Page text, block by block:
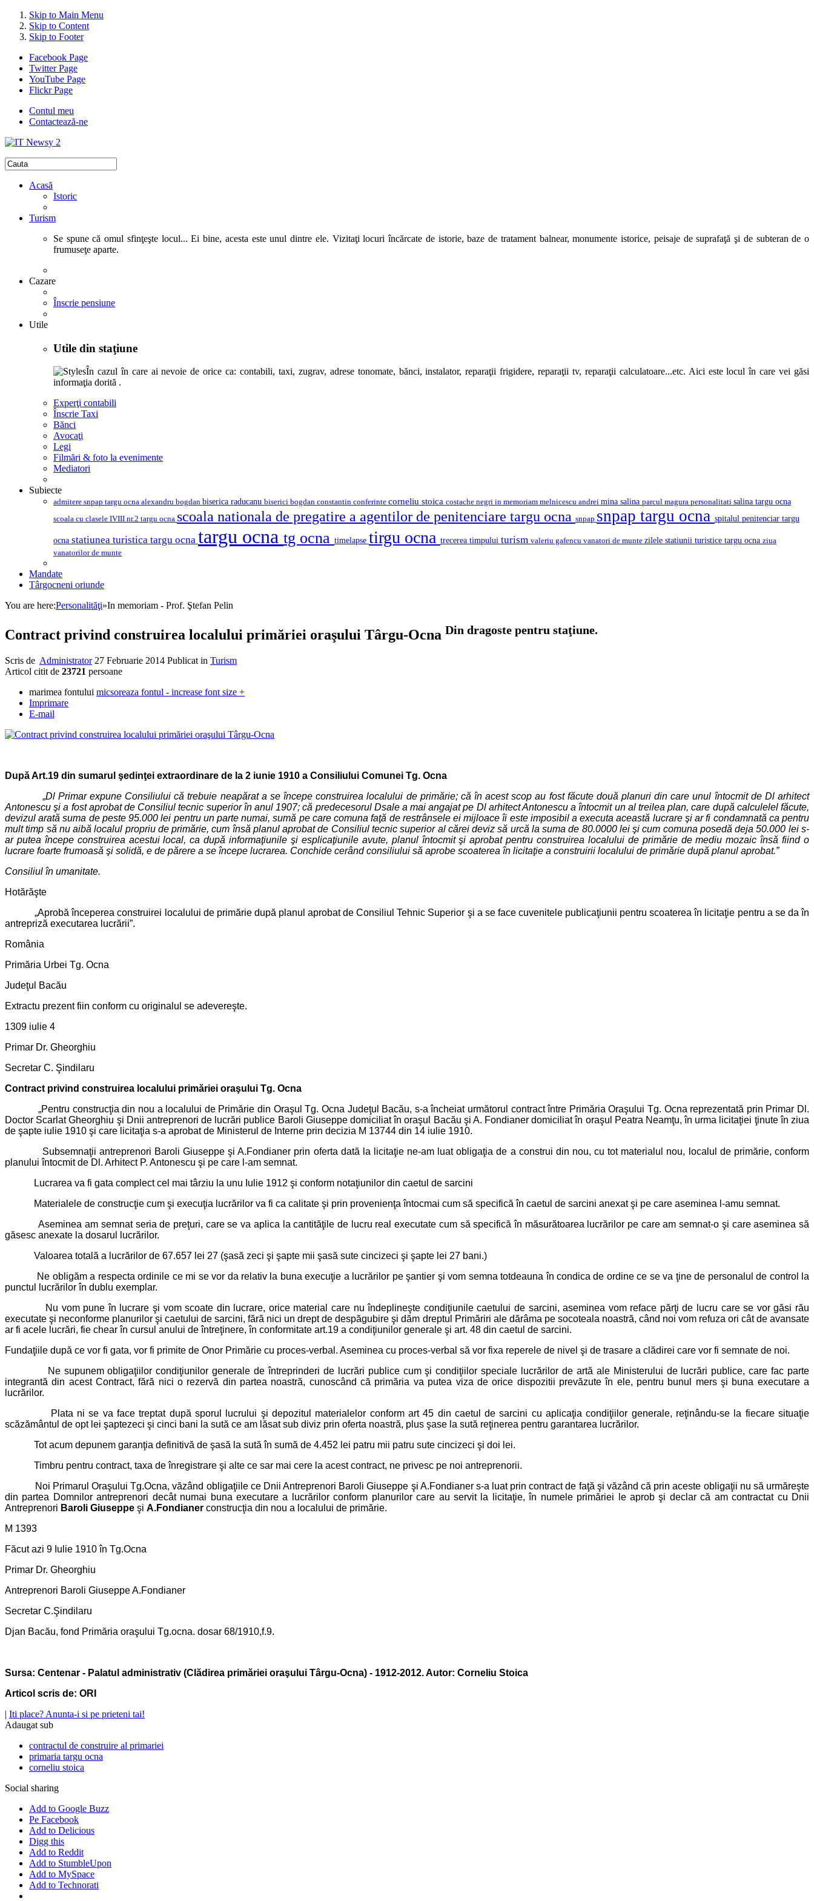
Skip to Main Menu
Skip to Content
Skip to Footer
Facebook Page
Twitter Page
YouTube Page
Flickr Page
Contul meu
Contactează-ne
Acasă
Istoric
Turism
Se spune că omul sfinţeşte locul... Ei bine, acesta este unul dintre ele. Vizitaţi locuri încărcate de istorie, baze de tratament balnear, monumente istorice, peisaje de suprafaţă şi de subteran de o
frumuseţe aparte.
Cazare
Înscrie pensiune
Utile
Utile din staţiune
În cazul în care ai nevoie de orice ca: contabili, taxi, zugrav, adrese tonomate, bănci, instalator, reparaţii frigidere, reparaţii tv, reparaţii calculatoare...etc. Aici este locul în care vei găsi
informaţia dorită .
Experţi contabili
Înscrie Taxi
Bănci
Avocaţi
Legi
Filmări & foto la evenimente
Mediatori
Subiecte
admitere snpap targu ocna alexandru bogdan biserica raducanu biserici bogdan constantin conferinte corneliu stoica costache negri in memoriam melnicescu andrei mina salina parcul magura personalitati salina targu ocna
scoala cu clasele IVIII nr.2 targu ocna scoala nationala de pregatire a agentilor de penitenciare targu ocna snpap snpap targu ocna spitalul penitenciar targu
ocna statiunea turistica targu ocna targu ocna tg ocna timelapse tirgu ocna trecerea timpului turism valeriu gafencu vanatori de munte zilele statiunii turistice targu ocna ziua
vanatorilor de munte
Mandate
Târgocneni oriunde
You are here:Personalităţi»In memoriam - Prof. Ştefan Pelin
Contract privind construirea localului primăriei oraşului Târgu-Ocna Din dragoste pentru staţiune.
Scris de Administrator 27 Februarie 2014 Publicat in Turism
Articol citit de 23721 persoane
marimea fontului micsoreaza fontul - increase font size +
Imprimare
E-mail
După Art.19 din sumarul şedinţei extraordinare de la 2 iunie 1910 a Consiliului Comunei Tg. Ocna
„Dl Primar expune Consiliului că trebuie neapărat a se începe construirea localului de primărie; că în acest scop au fost făcute două planuri din care unul întocmit de Dl arhitect
Antonescu şi a fost aprobat de Consiliul tecnic superior în anul 1907; că predecesorul Dsale a mai angajat pe Dl arhitect Antonescu a întocmit un al treilea plan, care după calculelel făcute,
devizul arată suma de peste 95.000 lei pentru un parte numai, sumă pe care comuna faţă de restrânsele ei mijloace îi este imposibil a executa această lucrare şi ar fi condamnată ca pentru
mult timp să nu aibă localul propriu de primărie, cum însă planul aprobat de Consiliul tecnic superior al cărei deviz să urcă la suma de 80.0000 lei şi cum comuna posedă deja 50.000 lei s-
ar putea începe construirea acestui local, ca după informaţiunile şi esplicaţiunile avute, planul întocmit şi aprobat pentru construirea localului de primărie de mediu mozaic însă fiind o
lucrare foarte frumoasă şi solidă, e de părere a se începe lucrarea. Conchide cerând consiliului să aprobe scoaterea în licitaţie a construirii localului de primărie după planul aprobat.”
Consiliul în umanitate.
Hotărăşte
„Aprobă începerea construirei localului de primărie după planul aprobat de Consiliul Tehnic Superior şi a se face cuvenitele publicaţiunii pentru scoaterea în licitaţie pentru a se da în
antrepriză executarea lucrării”.
România
Primăria Urbei Tg. Ocna
Judeţul Bacău
Extractu prezent fiin conform cu originalul se adevereşte.
1309 iulie 4
Primar Dr. Gheorghiu
Secretar C. Şindilaru
Contract privind construirea localului primăriei oraşului Tg. Ocna
„Pentru construcţia din nou a localului de Primărie din Oraşul Tg. Ocna Judeţul Bacău, s-a încheiat următorul contract între Primăria Oraşului Tg. Ocna reprezentată prin Primar Dl.
Doctor Scarlat Gheorghiu şi Dnii antreprenori de lucrări publice Baroli Giuseppe domiciliat în oraşul Bacău şi A. Fondianer domiciliat în oraşul Peatra Neamţu, în urma licitaţiei ţinute în ziua
de şapte iulie 1910 şi care licitaţia s-a aprobat de Ministerul de Interne prin decizia M 13744 din 14 iulie 1910.
Subsemnaţii antreprenori Baroli Giuseppe şi A.Fondianer prin oferta dată la licitaţie ne-am luat obligaţia de a construi din nou, cu tot materialul nou, localul de primărie, conform
planului întocmit de Dl. Arhitect P. Antonescu şi pe care l-am semnat.
Lucrarea va fi gata complect cel mai târziu la unu Iulie 1912 şi conform notaţiunilor din caetul de sarcini
Materialele de construcţie cum şi execuţia lucrărilor va fi ca calitate şi prin provenienţa întocmai cum să specifică în caetul de sarcini anexat şi pe care aseminea l-amu semnat.
Aseminea am semnat seria de preţuri, care se va aplica la cantităţile de lucru real executate cum să specifică în măsurătoarea lucrărilor pe care am semnat-o şi care aseminea să
găsesc anexate la dosarul lucrărilor.
Valoarea totală a lucrărilor de 67.657 lei 27 (şasă zeci şi şapte mii şasă sute cincizeci şi şapte lei 27 bani.)
Ne obligăm a respecta ordinile ce mi se vor da relativ la buna execuţie a lucrărilor pe şantier şi vom semna totdeauna în condica de ordine ce se va ţine de personalul de control la
punctul lucrărilor în dublu exemplar.
Nu vom pune în lucrare şi vom scoate din lucrare, orice material care nu îndeplineşte condiţiunile caetului de sarcini, aseminea vom reface părţi de lucru care se vor găsi rău
executate şi neconforme planurilor şi caetului de sarcini, fără nici un drept de despăgubire şi dăm dreptul Primăriri ale dărâma pe socoteala noastră, când noi vom refuza ori cât de avansate
ar fi acele lucrări, fie chear în cursul anului de întreţinere, în conformitate art.19 a condiţiunilor generale şi art. 48 din caetul de sarcini.
Fundaţiile după ce vor fi gata, vor fi primite de Onor Primărie cu proces-verbal. Aseminea cu proces-verbal să vor fixa reperele de nivel şi de trasare a clădirei care vor fi semnate de noi.
Ne supunem obligaţiilor condiţiunilor generale de întreprinderi de lucrări publice cum şi condiţiilor speciale lucrărilor de artă ale Ministerului de lucrări publice, care fac parte
integrantă din acest Contract, fără nici o rezervă din partea noastră, cunoscând că primăria va putea viza de orice dispozitii prevăzute în ele, pentru bunul mers şi buna executare a
lucrărilor.
Plata ni se va face treptat după sporul lucrului şi depozitul materialelor conform art 45 din caetul de sarcini cu aplicaţia condiţiilor generale, reţinându-se la fiecare situaţie
scăzământul de opt lei şaptezeci şi cinci bani la sută ce am lăsat sub diviz prin oferta noastră, plus şase la sută reţinerea pentru garantarea lucrărilor.
Tot acum depunem garanţia definitivă de şasă la sută în sumă de 4.452 lei patru mii patru sute cincizeci şi doi lei.
Timbru pentru contract, taxa de înregistrare şi alte ce sar mai cere la acest contract, ne privesc pe noi antreprenorii.
Noi Primarul Oraşului Tg.Ocna, văzând obligaţiile ce Dnii Antreprenori Baroli Giuseppe şi A.Fondianer s-a luat prin contract de faţă şi văzând că prin aceste obligaţii nu să urmăreşte
din partea Domnilor antreprenori decât numai buna executare a lucrărilor conform planurilor care au servit la licitaţie, în numele primăriei le aprob şi declar că am contractat cu Dnii
Antreprenori Baroli Giuseppe şi A.Fondianer construcţia din nou a localului de primărie.
M 1393
Făcut azi 9 Iulie 1910 în Tg.Ocna
Primar Dr. Gheorghiu
Antreprenori Baroli Giuseppe A.Fondianer
Secretar C.Şindilaru
Djan Bacău, fond Primăria oraşului Tg.ocna. dosar 68/1910,f.9.
Sursa: Centenar - Palatul administrativ (Clădirea primăriei oraşului Târgu-Ocna) - 1912-2012. Autor: Corneliu Stoica
Articol scris de: ORI
| Iti place? Anunta-i si pe prieteni tai!
Adaugat sub
contractul de construire al primariei
primaria targu ocna
corneliu stoica
Social sharing
Add to Google Buzz
Pe Facebook
Add to Delicious
Digg this
Add to Reddit
Add to StumbleUpon
Add to MySpace
Add to Technorati